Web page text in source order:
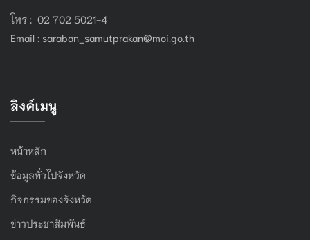
โทร : 02 702 5021-4
Email : saraban_samutprakan@moi.go.th
ลิงค์เมนู
หน้าหลัก
ข้อมูลทั่วไปจังหวัด
กิจกรรมของจังหวัด
ข่าวประชาสัมพันธ์